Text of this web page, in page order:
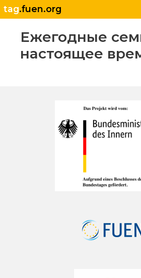
tag.fuen.org
Ежегодные
настоящее